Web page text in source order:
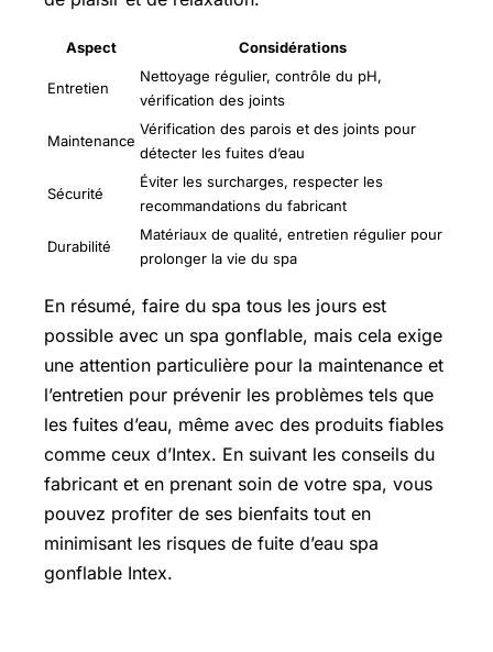
Aspect Considérations
Entretien
Nettoyage régulier, contrôle du pH,
vérification des joints
Maintenance
Vérification des parois et des joints pour
détecter les fuites d’eau
Sécurité
Éviter les surcharges, respecter les
recommandations du fabricant
Durabilité
Matériaux de qualité, entretien régulier pour
prolonger la vie du spa
En résumé, faire du spa tous les jours est
possible avec un spa gonflable, mais cela exige
une attention particulière pour la maintenance et
l’entretien pour prévenir les problèmes tels que
les fuites d’eau, même avec des produits fiables
comme ceux d’Intex. En suivant les conseils du
fabricant et en prenant soin de votre spa, vous
pouvez profiter de ses bienfaits tout en
minimisant les risques de fuite d’eau spa
gonflable Intex.